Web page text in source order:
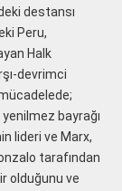
destansı
Peru,
Halk
devrimci
bayrağı
lideri ve Marx,
tarafından
olduğunu ve